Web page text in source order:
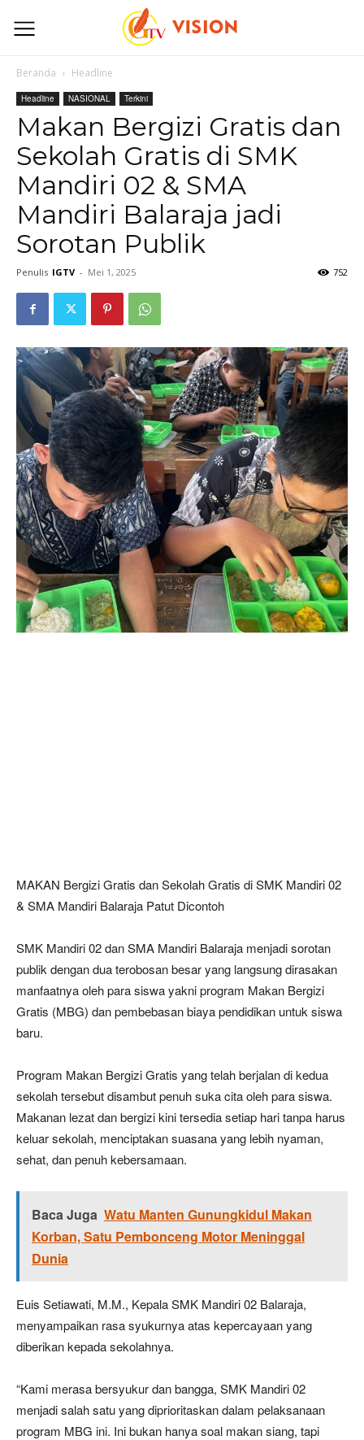
Beranda Headline
Headline NASIONAL Terkini
Makan Bergizi Gratis dan
Sekolah Gratis di SMK
Mandiri 02 & SMA
Mandiri Balaraja jadi
Sorotan Publik
Penulis IGTV - Mei 1, 2025 752
MAKAN Bergizi Gratis dan Sekolah Gratis di SMK Mandiri 02
& SMA Mandiri Balaraja Patut Dicontoh
SMK Mandiri 02 dan SMA Mandiri Balaraja menjadi sorotan
publik dengan dua terobosan besar yang langsung dirasakan
manfaatnya oleh para siswa yakni program Makan Bergizi
Gratis (MBG) dan pembebasan biaya pendidikan untuk siswa
baru.
Program Makan Bergizi Gratis yang telah berjalan di kedua
sekolah tersebut disambut penuh suka cita oleh para siswa.
Makanan lezat dan bergizi kini tersedia setiap hari tanpa harus
keluar sekolah, menciptakan suasana yang lebih nyaman,
sehat, dan penuh kebersamaan.
Baca Juga Watu Manten Gunungkidul Makan
Korban, Satu Pembonceng Motor Meninggal
Dunia
Euis Setiawati, M.M., Kepala SMK Mandiri 02 Balaraja,
menyampaikan rasa syukurnya atas kepercayaan yang
diberikan kepada sekolahnya.
“Kami merasa bersyukur dan bangga, SMK Mandiri 02
menjadi salah satu yang diprioritaskan dalam pelaksanaan
program MBG ini. Ini bukan hanya soal makan siang, tapi